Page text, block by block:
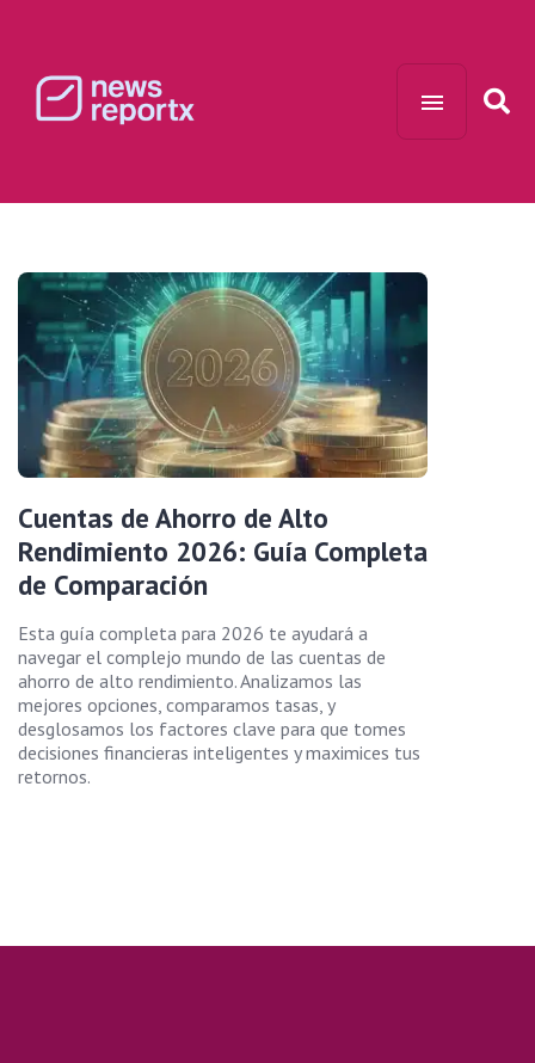
Cuentas de Ahorro de Alto
Rendimiento 2026: Guía Completa
de Comparación
Esta guía completa para 2026 te ayudará a
navegar el complejo mundo de las cuentas de
ahorro de alto rendimiento. Analizamos las
mejores opciones, comparamos tasas, y
desglosamos los factores clave para que tomes
decisiones financieras inteligentes y maximices tus
retornos.